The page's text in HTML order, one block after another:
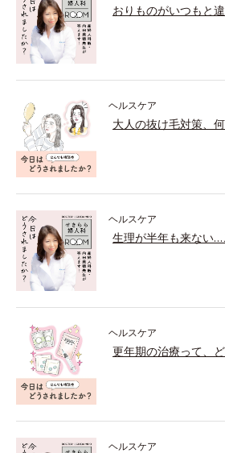
おりものがいつもと
ヘルスケア
大人の抜け毛対策、
ヘルスケア
生理が半年も来ない…
ヘルスケア
更年期の治療って、
ヘルスケア